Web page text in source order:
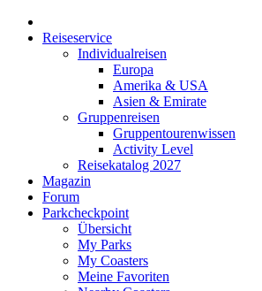
Reiseservice
Individualreisen
Europa
Amerika & USA
Asien & Emirate
Gruppenreisen
Gruppentourenwissen
Activity Level
Reisekatalog 2027
Magazin
Forum
Parkcheckpoint
Übersicht
My Parks
My Coasters
Meine Favoriten